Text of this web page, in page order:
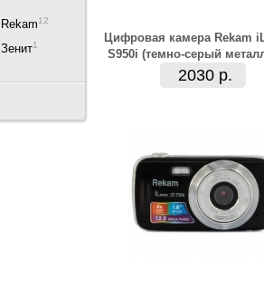
Rekam12
Зенит1
Цифровая камера Rekam
S950i (темно-серый
2030 р.